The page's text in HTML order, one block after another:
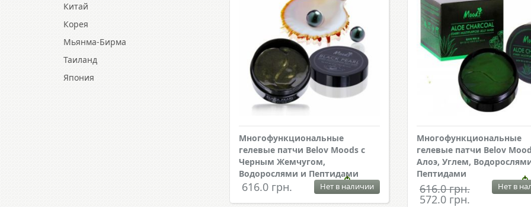
Китай
Корея
Мьянма-Бирма
Таиланд
Япония
Многофункциональные
гелевые патчи Belov Moods с
Черным Жемчугом,
Водорослями и Пептидами
616.0 грн. Нет в наличии
Многофункциональные
гелевые патчи Belov
Алоэ, Углем,
Пептидами
616.0 грн.
572.0 грн.
Нет в